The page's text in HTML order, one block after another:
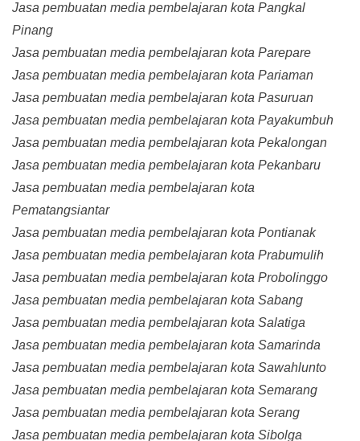
Jasa pembuatan media pembelajaran kota Pangkal
Pinang
Jasa pembuatan media pembelajaran kota Parepare
Jasa pembuatan media pembelajaran kota Pariaman
Jasa pembuatan media pembelajaran kota Pasuruan
Jasa pembuatan media pembelajaran kota Payakumbuh
Jasa pembuatan media pembelajaran kota Pekalongan
Jasa pembuatan media pembelajaran kota Pekanbaru
Jasa pembuatan media pembelajaran kota
Pematangsiantar
Jasa pembuatan media pembelajaran kota Pontianak
Jasa pembuatan media pembelajaran kota Prabumulih
Jasa pembuatan media pembelajaran kota Probolinggo
Jasa pembuatan media pembelajaran kota Sabang
Jasa pembuatan media pembelajaran kota Salatiga
Jasa pembuatan media pembelajaran kota Samarinda
Jasa pembuatan media pembelajaran kota Sawahlunto
Jasa pembuatan media pembelajaran kota Semarang
Jasa pembuatan media pembelajaran kota Serang
Jasa pembuatan media pembelajaran kota Sibolga